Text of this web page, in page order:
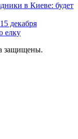
в Киеве: будет
декабря
елку
защищены.